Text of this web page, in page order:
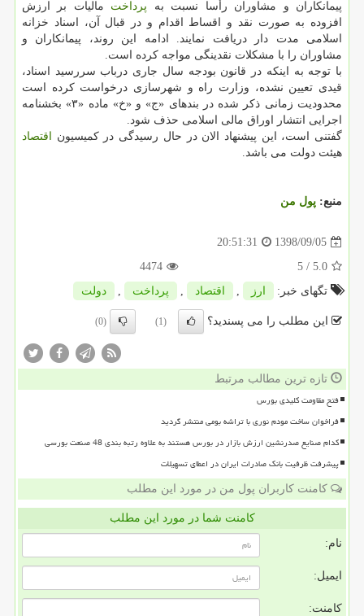
پیمانكاران و مشاوران رأسا نسبت به پرداخت مالیات بر ارزش
افزوده به صورت نقد و اقساط اقدام و در قبال آن، اسناد خزانه
اسلامی مدت دار دریافت نمایند. ادامه این روند، پیمانكاران و
مشاوران را با مشكلات نقدینگی مواجه كرده است.
با توجه به اینكه در قانون بودجه سال جاری درباب سررسید اسناد،
قیدی تعیین نشده، وزارت راه و شهرسازی درخواست كرده است
محدودیت زمانی ذكر شده در بندهای «ج» و «خ» ماده «۳» بخشنامه
اجرایی انتشار اوراق مالی اسلامی حذف شود.
گفتنی است، این پیشنهاد الان در حال رسیدگی در كمیسیون اقتصاد
هیئت دولت می باشد.
منبع: پول من
1398/09/05
20:51:31
5.0
/ 5
4474
تگهای خبر:
ارز , اقتصاد , پرداخت , دولت
این مطلب را می پسندید؟ (1)
(0)
تازه ترین مطالب مرتبط
فتح مقاومت کلیدی بورس
فراخوان ساخت مودم نوری با تراشه بومی منتشر گردید
کدام صنایع صدرنشین ارزش بازار در بورس هستند به علاوه رتبه بندی 48 صنعت بورسی
پیشرفت ظرفیت بانک صادرات ایران در اعطای تسهیلات
کامنت کاربران پول من در مورد این مطلب
کامنت شما در مورد این مطلب
نام:
ایمیل:
کامنت: